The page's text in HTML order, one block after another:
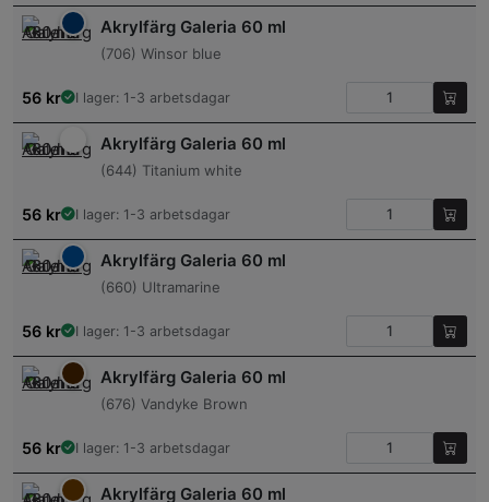
Akrylfärg Galeria 60 ml
(706) Winsor blue
56 kr I lager: 1-3 arbetsdagar
Akrylfärg Galeria 60 ml
(644) Titanium white
56 kr I lager: 1-3 arbetsdagar
Akrylfärg Galeria 60 ml
(660) Ultramarine
56 kr I lager: 1-3 arbetsdagar
Akrylfärg Galeria 60 ml
(676) Vandyke Brown
56 kr I lager: 1-3 arbetsdagar
Akrylfärg Galeria 60 ml